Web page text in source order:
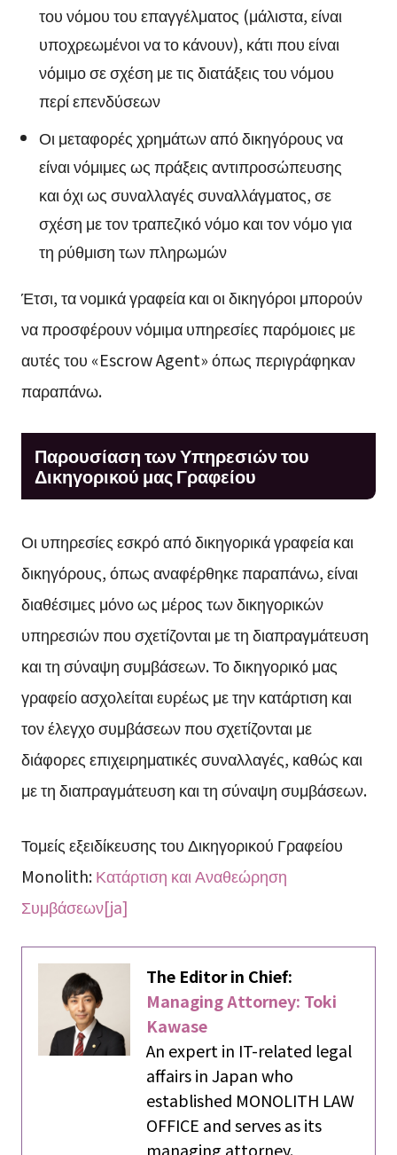
του νόμου του επαγγέλματος (μάλιστα, είναι
υποχρεωμένοι να το κάνουν), κάτι που είναι
νόμιμο σε σχέση με τις διατάξεις του νόμου
περί επενδύσεων
Οι μεταφορές χρημάτων από δικηγόρους να
είναι νόμιμες ως πράξεις αντιπροσώπευσης
και όχι ως συναλλαγές συναλλάγματος, σε
σχέση με τον τραπεζικό νόμο και τον νόμο για
τη ρύθμιση των πληρωμών
Έτσι, τα νομικά γραφεία και οι δικηγόροι μπορούν
να προσφέρουν νόμιμα υπηρεσίες παρόμοιες με
αυτές του «Escrow Agent» όπως περιγράφηκαν
παραπάνω.
Παρουσίαση των Υπηρεσιών του
Δικηγορικού μας Γραφείου
Οι υπηρεσίες εσκρό από δικηγορικά γραφεία και
δικηγόρους, όπως αναφέρθηκε παραπάνω, είναι
διαθέσιμες μόνο ως μέρος των δικηγορικών
υπηρεσιών που σχετίζονται με τη διαπραγμάτευση
και τη σύναψη συμβάσεων. Το δικηγορικό μας
γραφείο ασχολείται ευρέως με την κατάρτιση και
τον έλεγχο συμβάσεων που σχετίζονται με
διάφορες επιχειρηματικές συναλλαγές, καθώς και
με τη διαπραγμάτευση και τη σύναψη συμβάσεων.
Τομείς εξειδίκευσης του Δικηγορικού Γραφείου
Monolith:Κατάρτιση και Αναθεώρηση
Συμβάσεων[ja]
The Editor in Chief:
Managing Attorney: Toki
Kawase
An expert in IT-related legal
affairs in Japan who
established MONOLITH LAW
OFFICE and serves as its
managing attorney.